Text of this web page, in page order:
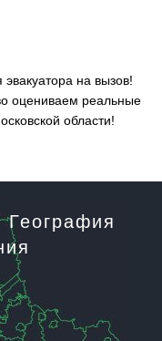
на вызов!
оцениваем реальные
области!